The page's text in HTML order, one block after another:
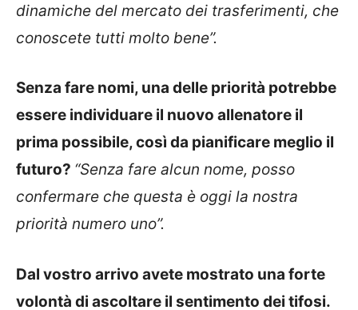
dinamiche del mercato dei trasferimenti, che
conoscete tutti molto bene”.
Senza fare nomi, una delle priorità potrebbe
essere individuare il nuovo allenatore il
prima possibile, così da pianificare meglio il
futuro? “Senza fare alcun nome, posso
confermare che questa è oggi la nostra
priorità numero uno”.
Dal vostro arrivo avete mostrato una forte
volontà di ascoltare il sentimento dei tifosi.